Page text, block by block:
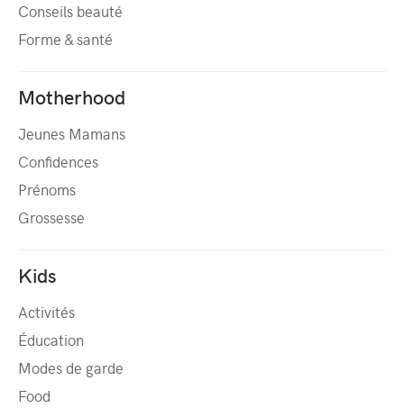
Conseils beauté
Forme & santé
Motherhood
Jeunes Mamans
Confidences
Prénoms
Grossesse
Kids
Activités
Éducation
Modes de garde
Food